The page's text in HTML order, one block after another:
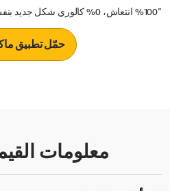
"%100 انتعاش، 0% كالوري شكل جديد بنفس الطعم الرائع "
حمّل تطبيق
معلومات